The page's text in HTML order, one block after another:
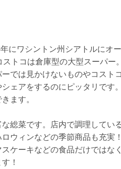
にワシントン州シアトルにオ
トコは倉庫型の大型スーパー
では見かけないものやコスト
ェアをするのにピッタリです
ます。
総菜です。店内で調理してい
ウィンなどの季節商品も充実
ケーキなどの食品だけではな
！